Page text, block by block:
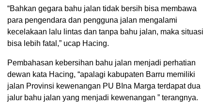
“Bahkan gegara bahu jalan tidak bersih bisa membawa
para pengendara dan pengguna jalan mengalami
kecelakaan lalu lintas dan tanpa bahu jalan, maka situasi
bisa lebih fatal,” ucap Hacing.
Pembahasan kebersihan bahu jalan menjadi perhatian
dewan kata Hacing, “apalagi kabupaten Barru memiliki
jalan Provinsi kewenangan PU BIna Marga terdapat dua
jalur bahu jalan yang menjadi kewenangan ” terangnya.